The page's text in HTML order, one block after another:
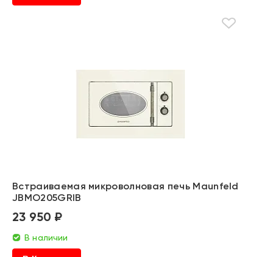
Встраиваемая микроволновая печь Maunfeld
JBMO205GRIB
23 950 ₽
В наличии